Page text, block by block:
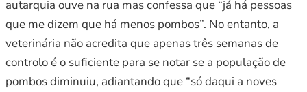
autarquia ouve na rua mas confessa que “já há pessoas
que me dizem que há menos pombos”. No entanto, a
veterinária não acredita que apenas três semanas de
controlo é o suficiente para se notar se a população de
pombos diminuiu, adiantando que “só daqui a noves